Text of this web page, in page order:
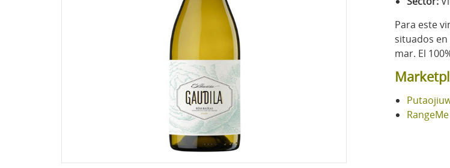
Para este
situados
mar. El
RangeMe